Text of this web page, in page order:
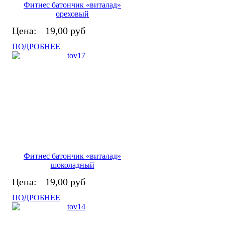
Фитнес батончик «виталад»
ореховый
Цена: 19,00 руб
ПОДРОБНЕЕ
Фитнес батончик «виталад»
шоколадный
Цена: 19,00 руб
ПОДРОБНЕЕ